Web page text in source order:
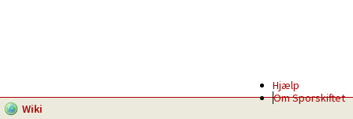
Hjælp
Om Sporskiftet
Wiki